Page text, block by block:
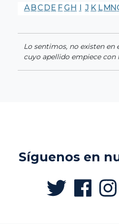
A BC DE F G H I J K LMN
Lo sentimos, no existen en
cuyo apellido empiece con
Síguenos en